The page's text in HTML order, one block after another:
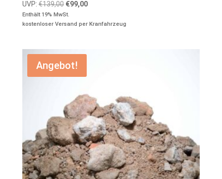
UVP: €139,00 Ursprünglicher
Preis
war:
€99,00Aktueller
ist:
Enthält 19% MwSt.
kostenloser Versand per Kranfahrzeug
Angebot!